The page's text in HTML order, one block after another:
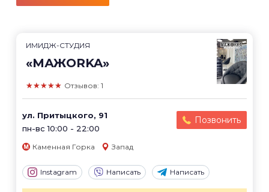
ИМИДЖ-СТУДИЯ
«МАЖОRKA»
★★★★★ Отзывов: 1
ул. Притыцкого, 91
пн-вс 10:00 - 22:00
Позвонить
Каменная Горка Запад
Instagram Написать Написать